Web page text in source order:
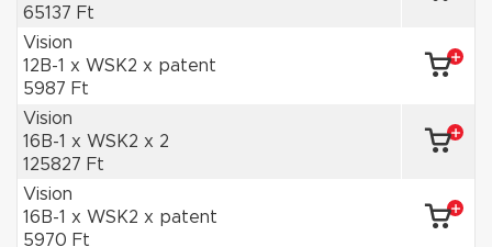
65137 Ft
Vision
12B-1 x WSK2 x patent
5987 Ft
Vision
16B-1 x WSK2 x 2
125827 Ft
Vision
16B-1 x WSK2 x patent
5970 Ft